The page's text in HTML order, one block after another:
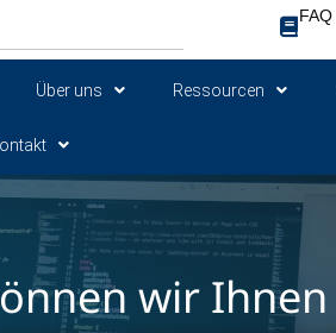
FAQ
Über uns Ressourcen
wir